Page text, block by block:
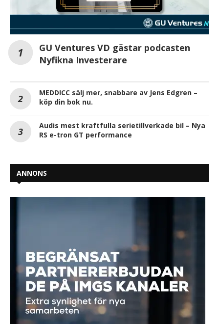
GU Ventures VD gästar podcasten
Nyfikna Investerare
MEDDICC sälj mer, snabbare av Jens Edgren –
köp din bok nu.
Audis mest kraftfulla serietillverkade bil – Nya
RS e-tron GT performance
ANNONS